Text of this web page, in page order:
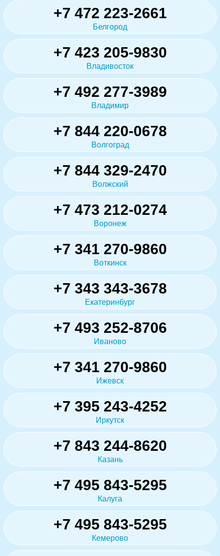
+7 472 223-2661
Белгород
+7 423 205-9830
Владивосток
+7 492 277-3989
Владимир
+7 844 220-0678
Волгоград
+7 844 329-2470
Волжский
+7 473 212-0274
Воронеж
+7 341 270-9860
Воткинск
+7 343 343-3678
Екатеринбург
+7 493 252-8706
Иваново
+7 341 270-9860
Ижевск
+7 395 243-4252
Иркутск
+7 843 244-8620
Казань
+7 495 843-5295
Калуга
+7 495 843-5295
Кемерово